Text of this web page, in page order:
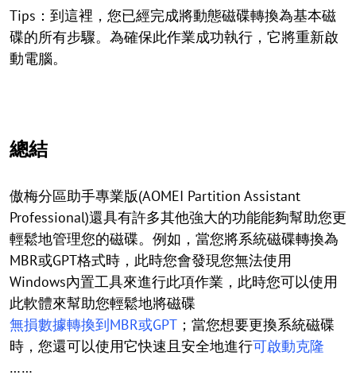
Tips：到這裡，您已經完成將動態磁碟轉換為基本磁
碟的所有步驟。為確保此作業成功執行，它將重新啟
動電腦。
總結
傲梅分區助手專業版(AOMEI Partition Assistant
Professional)還具有許多其他強大的功能能夠幫助您更
輕鬆地管理您的磁碟。例如，當您將系統磁碟轉換為
MBR或GPT格式時，此時您會發現您無法使用
Windows內置工具來進行此項作業，此時您可以使用
此軟體來幫助您輕鬆地將磁碟
無損數據轉換到MBR或GPT ；當您想要更換系統磁碟
時，您還可以使用它快速且安全地進行可啟動克隆
……